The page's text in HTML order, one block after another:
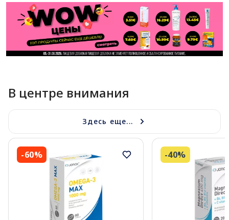
В центре внимания
Здесь еще...
-60% -40%